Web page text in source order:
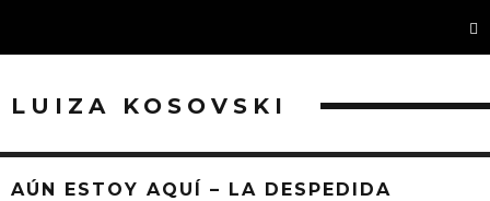
LUIZA KOSOVSKI
AÚN ESTOY AQUÍ – LA DESPEDIDA